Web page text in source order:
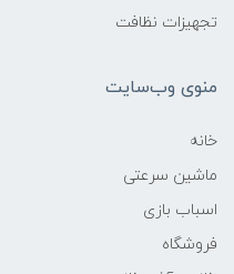
تجهیزات نظافت
منوی وب‌سایت
خانه
ماشین سرعتی
اسباب بازی
فروشگاه